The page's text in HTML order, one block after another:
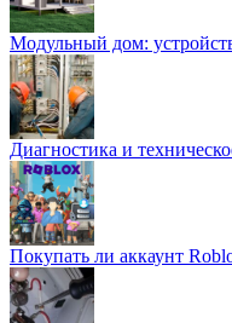
Модульный дом:
Диагностика и
Покупать ли аккаунт